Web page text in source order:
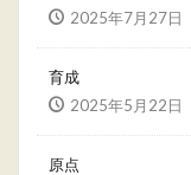
2025年7月27日
育成
2025年5月22日
原点